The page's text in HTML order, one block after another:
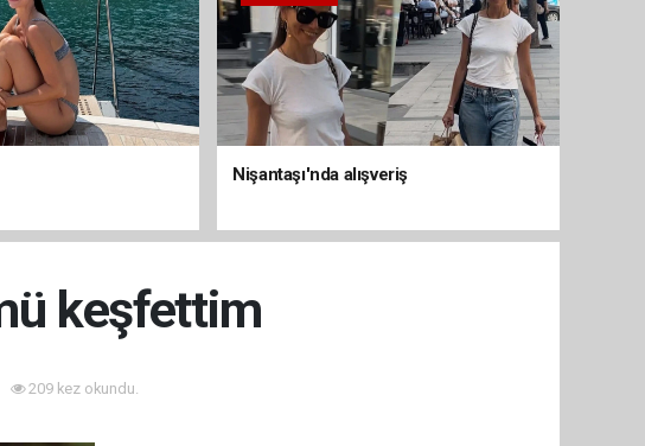
Nişantaşı'nda alışveriş
keşfettim
209 kez okundu.